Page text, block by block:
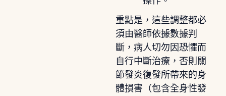
重點是，這些調整都必
須由醫師依據數據判
斷，病人切勿因恐懼而
自行中斷治療，否則關
節發炎復發所帶來的身
體損害（包含全身性發